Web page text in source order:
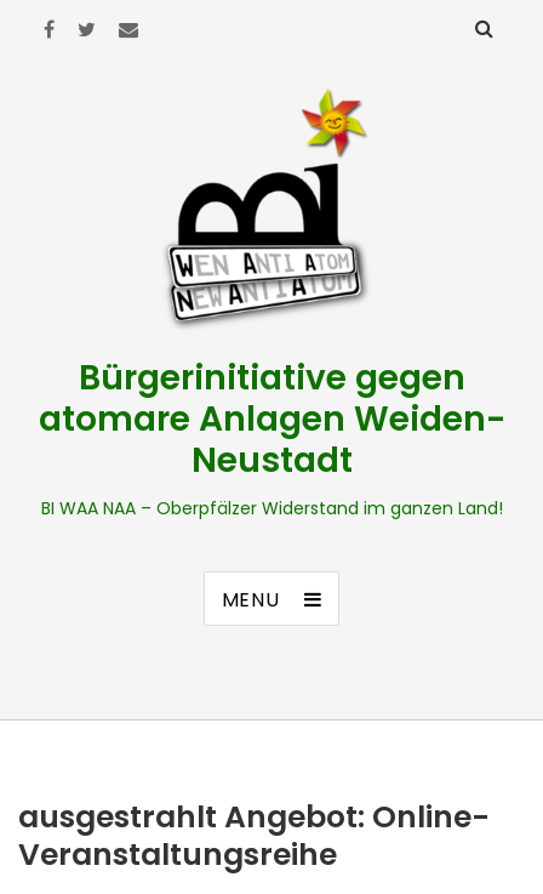
Bürgerinitiative gegen
atomare Anlagen Weiden-
Neustadt
BI WAA NAA – Oberpfälzer Widerstand im ganzen Land!
MENU
ausgestrahlt Angebot: Online-
Veranstaltungsreihe